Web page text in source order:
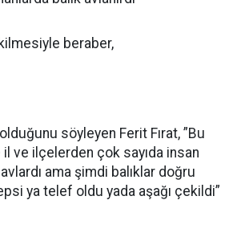
beraber,
söyleyen Ferit Fırat, ”Bu
ve ilçelerden çok sayıda insan
ama şimdi balıklar doğru
ya telef oldu yada aşağı çekildi”